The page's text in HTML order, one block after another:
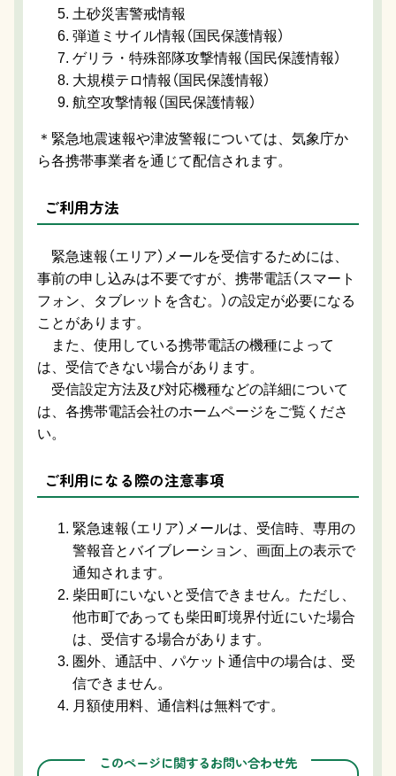
土砂災害警戒情報
弾道ミサイル情報（国民保護情報）
ゲリラ・特殊部隊攻撃情報（国民保護情報）
大規模テロ情報（国民保護情報）
航空攻撃情報（国民保護情報）
＊緊急地震速報や津波警報については、気象庁か
ら各携帯事業者を通じて配信されます。
ご利用方法
緊急速報（エリア）メールを受信するためには、
事前の申し込みは不要ですが、携帯電話（スマート
フォン、タブレットを含む。）の設定が必要になる
ことがあります。
また、使用している携帯電話の機種によって
は、受信できない場合があります。
受信設定方法及び対応機種などの詳細について
は、各携帯電話会社のホームページをご覧くださ
い。
ご利用になる際の注意事項
緊急速報（エリア）メールは、受信時、専用の
警報音とバイブレーション、画面上の表示で
通知されます。
柴田町にいないと受信できません。ただし、
他市町であっても柴田町境界付近にいた場合
は、受信する場合があります。
圏外、通話中、パケット通信中の場合は、受
信できません。
月額使用料、通信料は無料です。
このページに関するお問い合わせ先